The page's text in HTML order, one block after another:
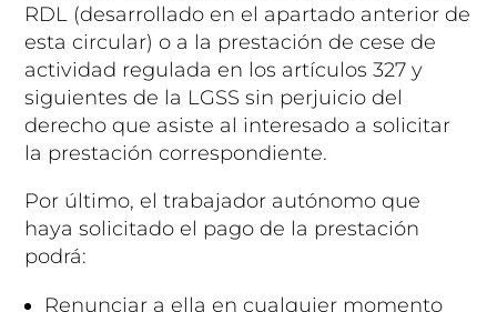
RDL (desarrollado en el apartado anterior de
esta circular) o a la prestación de cese de
actividad regulada en los artículos 327 y
siguientes de la LGSS sin perjuicio del
derecho que asiste al interesado a solicitar
la prestación correspondiente.
Por último, el trabajador autónomo que
haya solicitado el pago de la prestación
podrá:
Renunciar a ella en cualquier momento